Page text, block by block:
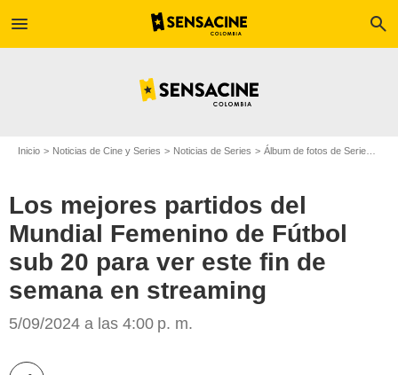
menu search
Inicio Noticias de Cine y Series Noticias de Series Álbum de fotos de Serie
Los mejores partidos del
Mundial Femenino de Fútbol
sub 20 para ver este fin de
semana en streaming
5/09/2024 a las 4:00 p. m.
FIFA